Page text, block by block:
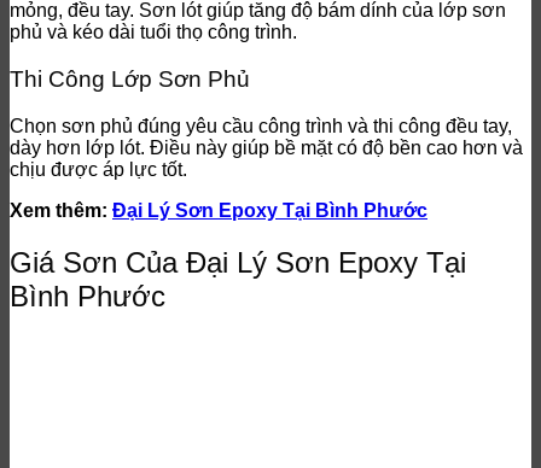
mỏng, đều tay. Sơn lót giúp tăng độ bám dính của lớp sơn
phủ và kéo dài tuổi thọ công trình.
Thi Công Lớp Sơn Phủ
Chọn sơn phủ đúng yêu cầu công trình và thi công đều tay,
dày hơn lớp lót. Điều này giúp bề mặt có độ bền cao hơn và
chịu được áp lực tốt.
Xem thêm: Đại Lý Sơn Epoxy Tại Bình Phước
Giá Sơn Của Đại Lý Sơn Epoxy Tại
Bình Phước